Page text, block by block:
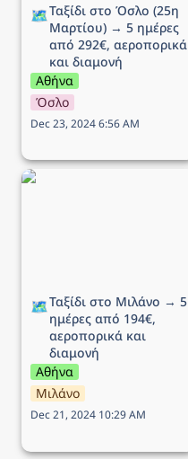
🗺️Ταξίδι στο Όσλο (25η
Μαρτίου) → 5 ημέρες
από 292€, αεροπορικά
και διαμονή
Αθήνα
Όσλο
Dec 23, 2024 6:56 AM
Ταξίδι στο Μιλάνο → 5
🗺️Ταξίδι στο Μιλάνο → 5
ημέρες από 194€,
αεροπορικά και
διαμονή
Αθήνα
Μιλάνο
Dec 21, 2024 10:29 AM